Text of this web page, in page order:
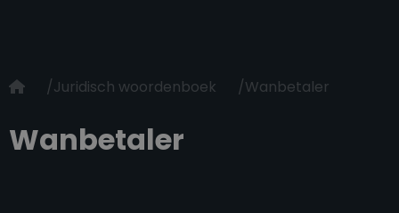
Juridisch woordenboek Wanbetaler
Wanbetaler